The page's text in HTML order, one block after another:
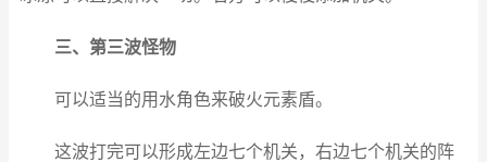
三、第三波怪物
可以适当的用水角色来破火元素盾。
这波打完可以形成左边七个机关，右边七个机关的阵